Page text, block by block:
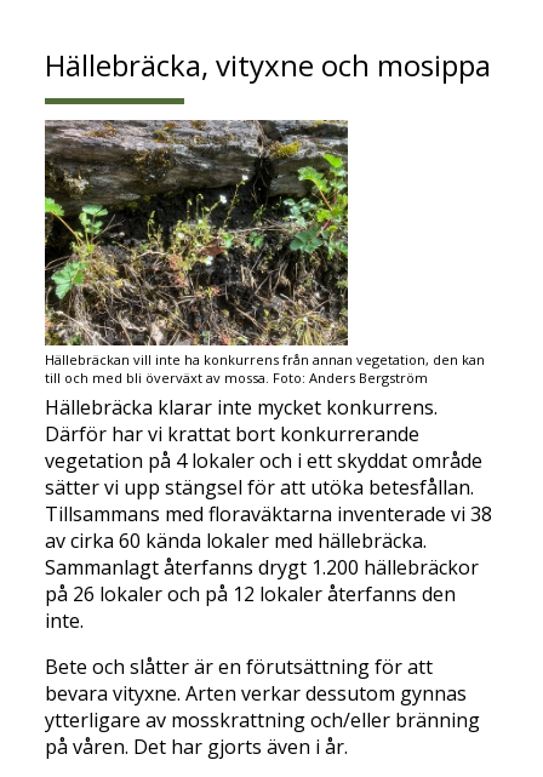
Hällebräcka, vityxne och mosippa
Hällebräckan vill inte ha konkurrens från annan vegetation, den kan
till och med bli överväxt av mossa. Foto: Anders Bergström
Hällebräcka klarar inte mycket konkurrens.
Därför har vi krattat bort konkurrerande
vegetation på 4 lokaler och i ett skyddat område
sätter vi upp stängsel för att utöka betesfållan.
Tillsammans med floraväktarna inventerade vi 38
av cirka 60 kända lokaler med hällebräcka.
Sammanlagt återfanns drygt 1.200 hällebräckor
på 26 lokaler och på 12 lokaler återfanns den
inte.
Bete och slåtter är en förutsättning för att
bevara vityxne. Arten verkar dessutom gynnas
ytterligare av mosskrattning och/eller bränning
på våren. Det har gjorts även i år.